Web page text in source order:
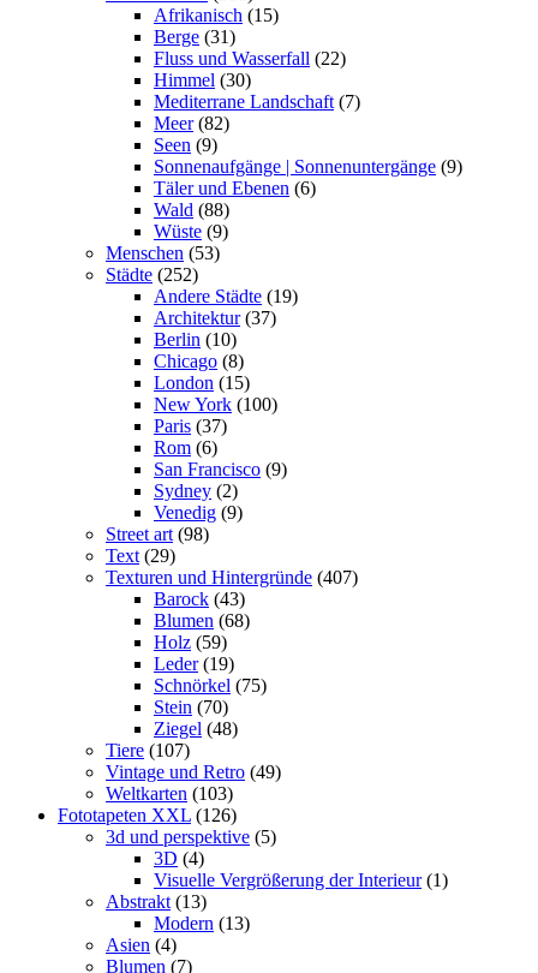
Afrikanisch (15)
Berge (31)
Fluss und Wasserfall (22)
Himmel (30)
Mediterrane Landschaft (7)
Meer (82)
Seen (9)
Sonnenaufgänge | Sonnenuntergänge (9)
Täler und Ebenen (6)
Wald (88)
Wüste (9)
Menschen (53)
Städte (252)
Andere Städte (19)
Architektur (37)
Berlin (10)
Chicago (8)
London (15)
New York (100)
Paris (37)
Rom (6)
San Francisco (9)
Sydney (2)
Venedig (9)
Street art (98)
Text (29)
Texturen und Hintergründe (407)
Barock (43)
Blumen (68)
Holz (59)
Leder (19)
Schnörkel (75)
Stein (70)
Ziegel (48)
Tiere (107)
Vintage und Retro (49)
Weltkarten (103)
Fototapeten XXL (126)
3d und perspektive (5)
3D (4)
Visuelle Vergrößerung der Interieur (1)
Abstrakt (13)
Modern (13)
Asien (4)
Blumen (7)